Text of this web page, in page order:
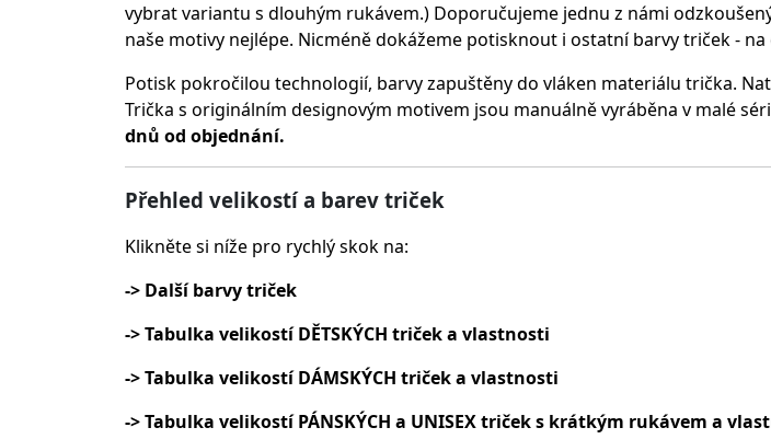
vybrat variantu s dlouhým rukávem.) Doporučujeme jednu z námi
naše motivy nejlépe. Nicméně dokážeme potisknout i ostatní barvy triček - na
Potisk pokročilou technologií, barvy zapuštěny do vláken materiálu trička.
Trička s originálním designovým motivem jsou manuálně vyráběna v malé
dnů od objednání.
Přehled velikostí a barev triček
Klikněte si níže pro rychlý skok na:
-> Další barvy triček
-> Tabulka velikostí DĚTSKÝCH triček a vlastnosti
-> Tabulka velikostí DÁMSKÝCH triček a vlastnosti
-> Tabulka velikostí PÁNSKÝCH a UNISEX triček s krátkým rukávem a